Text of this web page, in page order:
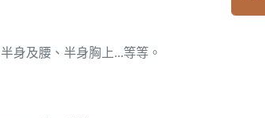
身及腰、半身胸上...等等。